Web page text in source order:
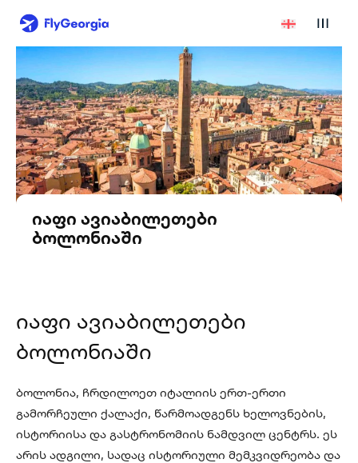
იაფი ავიაბილეთები
ბოლონიაში
იაფი ავიაბილეთები
ბოლონიაში
ბოლონია, ჩრდილოეთ იტალიის ერთ-ერთი
გამორჩეული ქალაქი, წარმოადგენს ხელოვნების,
ისტორიისა და გასტრონომიის ნამდვილ ცენტრს. ეს
არის ადგილი, სადაც ისტორიული მემკვიდრეობა და